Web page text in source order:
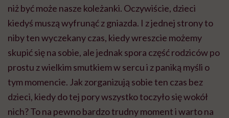
niż być może nasze koleżanki. Oczywiście, dzieci
kiedyś muszą wyfrunąć z gniazda. I z jednej strony to
niby ten wyczekany czas, kiedy wreszcie możemy
skupić się na sobie, ale jednak spora część rodziców po
prostu z wielkim smutkiem w sercu i z paniką myśli o
tym momencie. Jak zorganizują sobie ten czas bez
dzieci, kiedy do tej pory wszystko toczyło się wokół
nich? To na pewno bardzo trudny moment i warto na